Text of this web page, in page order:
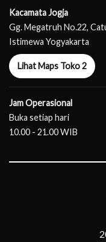
Kacamata Jogja
Gg. Megatruh No.22,
Istimewa Yogyakarta
Lihat Maps Toko 2
Jam Operasional
Buka setiap hari
10.00 - 21.00 WIB